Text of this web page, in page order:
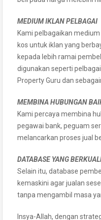
MEDIUM IKLAN PELBAGAI
Kami pelbagaikan
kos untuk iklan yang
kepada lebih ramai
digunakan seperti
Property Guru dan
MEMBINA HUBUNGAN
Kami percaya membina
pegawai bank, peguam
melancarkan proses jual
DATABASE YANG
Selain itu, database
kemaskini agar jualan
tanpa mengambil masa
Insya-Allah, dengan